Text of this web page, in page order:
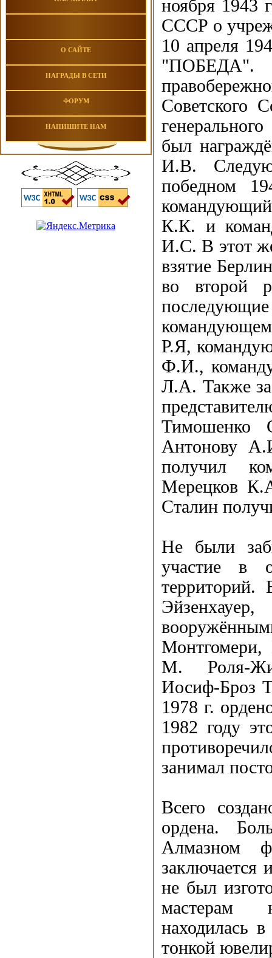
О САЙТЕ
НАГРАДЫ В СЕТИ
ФОРУМ
НАПИШИТЕ НАМ
ноября 1943
СССР о
10 апреля
"ПОБЕДА".
Советского
был
И.В.
победном
К.К. и
И.С. В этот
взятие
во второй
Р.Я,
Ф.И.,
Л.А. Также
Тимошенко
Антонову
получил
Мерецков
Сталин
Не были
участие в
Монтгомери,
М. Роля-
Иосиф-Броз
1978 г.
1982 году
занимал
Всего
ордена.
Алмазном
заключается
не был
мастерам
находилась
тонкой